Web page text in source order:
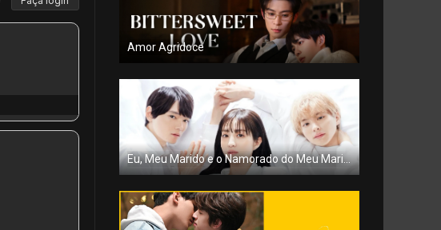
Amor Agridoce
Eu, Meu Marido e o Namorado do Meu Marido